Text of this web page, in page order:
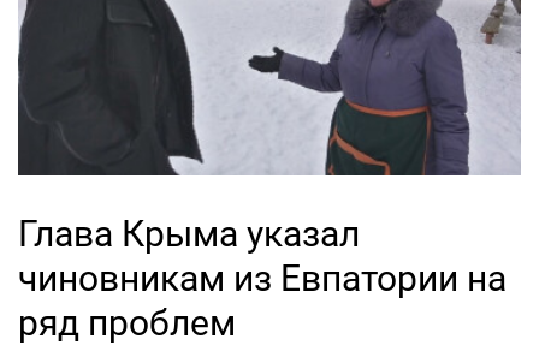
Глава Крыма указал
чиновникам из Евпатории на
ряд проблем